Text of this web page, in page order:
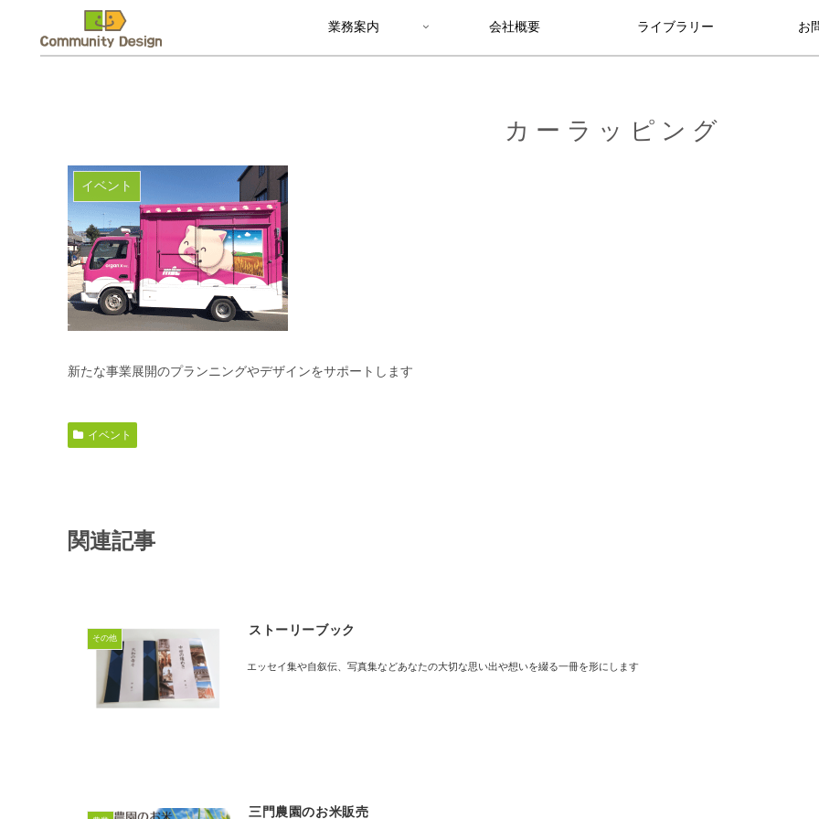
業務案内 会社概要 ライブラリー お
カーラッピング
イベント
新たな事業展開のプランニングやデザインをサポートします
イベント
関連記事
その他
ストーリーブック
エッセイ集や自叙伝、写真集などあなたの大切な思い出や想いを綴る一冊を形にします
三門農園のお米販売